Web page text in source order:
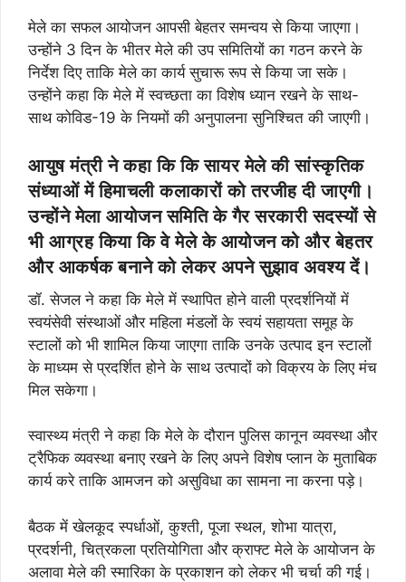
मेले का सफल आयोजन आपसी बेहतर समन्वय से किया जाएगा।
उन्होंने 3 दिन के भीतर मेले की उप समितियों का गठन करने के
निर्देश दिए ताकि मेले का कार्य सुचारू रूप से किया जा सके।
उन्होंने कहा कि मेले में स्वच्छता का विशेष ध्यान रखने के साथ-
साथ कोविड-19 के नियमों की अनुपालना सुनिश्चित की जाएगी।
आयुष मंत्री ने कहा कि कि सायर मेले की सांस्कृतिक
संध्याओं में हिमाचली कलाकारों को तरजीह दी जाएगी।
उन्होंने मेला आयोजन समिति के गैर सरकारी सदस्यों से
भी आग्रह किया कि वे मेले के आयोजन को और बेहतर
और आकर्षक बनाने को लेकर अपने सुझाव अवश्य दें।
डॉ. सेजल ने कहा कि मेले में स्थापित होने वाली प्रदर्शनियों में
स्वयंसेवी संस्थाओं और महिला मंडलों के स्वयं सहायता समूह के
स्टालों को भी शामिल किया जाएगा ताकि उनके उत्पाद इन स्टालों
के माध्यम से प्रदर्शित होने के साथ उत्पादों को विक्रय के लिए मंच
मिल सकेगा।
स्वास्थ्य मंत्री ने कहा कि मेले के दौरान पुलिस कानून व्यवस्था और
ट्रैफिक व्यवस्था बनाए रखने के लिए अपने विशेष प्लान के मुताबिक
कार्य करे ताकि आमजन को असुविधा का सामना ना करना पड़े।
बैठक में खेलकूद स्पर्धाओं, कुश्ती, पूजा स्थल, शोभा यात्रा,
प्रदर्शनी, चित्रकला प्रतियोगिता और क्राफ्ट मेले के आयोजन के
अलावा मेले की स्मारिका के प्रकाशन को लेकर भी चर्चा की गई।